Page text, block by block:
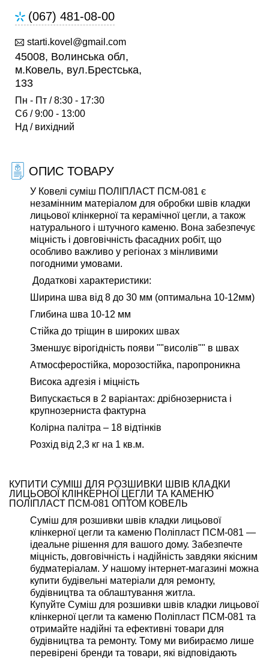
(067) 481-08-00
starti.kovel@gmail.com
45008, Волинська обл,
м.Ковель, вул.Брестська,
133
Пн - Пт / 8:30 - 17:30
Сб / 9:00 - 13:00
Нд / вихідний
ОПИС ТОВАРУ
У Ковелі суміш ПОЛІПЛАСТ ПСМ-081 є
незамінним матеріалом для обробки швів кладки
лицьової клінкерної та керамічної цегли, а також
натурального і штучного каменю. Вона забезпечує
міцність і довговічність фасадних робіт, що
особливо важливо у регіонах з мінливими
погодними умовами.
Додаткові характеристики:
Ширина шва від 8 до 30 мм (оптимальна 10-12мм)
Глибина шва 10-12 мм
Стійка до тріщин в широких швах
Зменшує вірогідність появи ""висолів"" в швах
Атмосферостійка, морозостійка, паропроникна
Висока адгезія і міцність
Випускається в 2 варіантах: дрібнозерниста і
крупнозерниста фактурна
Колірна палітра – 18 відтінків
Розхід від 2,3 кг на 1 кв.м.
КУПИТИ СУМІШ ДЛЯ РОЗШИВКИ ШВІВ КЛАДКИ
ЛИЦЬОВОЇ КЛІНКЕРНОЇ ЦЕГЛИ ТА КАМЕНЮ
ПОЛІПЛАСТ ПСМ-081 ОПТОМ КОВЕЛЬ
Суміш для розшивки швів кладки лицьової
клінкерної цегли та каменю Поліпласт ПСМ-081 —
ідеальне рішення для вашого дому. Забезпечте
міцність, довговічність і надійність завдяки якісним
будматеріалам. У нашому інтернет-магазині можна
купити будівельні матеріали для ремонту,
будівництва та облаштування житла.
Купуйте Суміш для розшивки швів кладки лицьової
клінкерної цегли та каменю Поліпласт ПСМ-081 та
отримайте надійні та ефективні товари для
будівництва та ремонту. Тому ми вибираємо лише
перевірені бренди та товари, які відповідають